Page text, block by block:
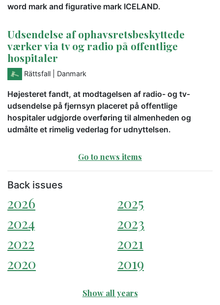
word mark and figurative mark ICELAND.
Udsendelse af ophavsretsbeskyttede
værker via tv og radio på offentlige
hospitaler
Rättsfall | Danmark
Højesteret fandt, at modtagelsen af radio- og tv-
udsendelse på fjernsyn placeret på offentlige
hospitaler udgjorde overføring til almenheden og
udmålte et rimelig vederlag for udnyttelsen.
Go to news items
Back issues
2026
2025
2024
2023
2022
2021
2020
2019
Show all years